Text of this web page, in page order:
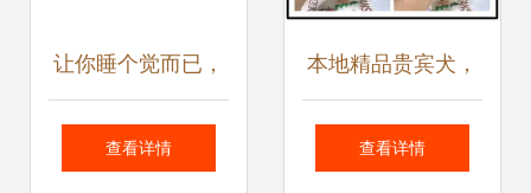
让你睡个觉而已，
为什么这么难？宠
查看详情
本地精品贵宾犬，
健康质保，佛山爱
查看详情